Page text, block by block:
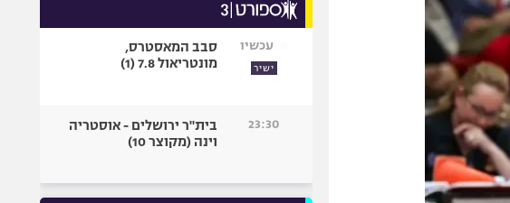
עכשיו
ישיר
סבב המאסטרס,
מונטריאול 7.8 (1)
23:30
בית"ר ירושלים - אוסטריה
וינה (מקוצר 10)